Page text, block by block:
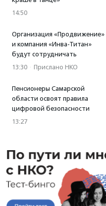
14:50
Организация «Продвижение»
и компания «Инва-Титан»
будут сотрудничать
13:30 · Прислано НКО
Пенсионеры Самарской
области освоят правила
цифровой безопасности
13:27